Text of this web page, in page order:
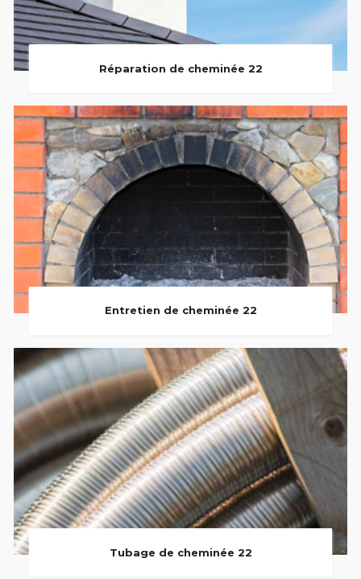
Réparation de cheminée 22
Entretien de cheminée 22
Tubage de cheminée 22